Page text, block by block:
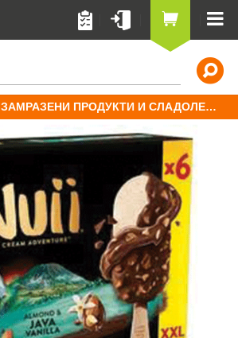
ЗАМРАЗЕНИ ПРОДУКТИ И СЛАДОЛЕД